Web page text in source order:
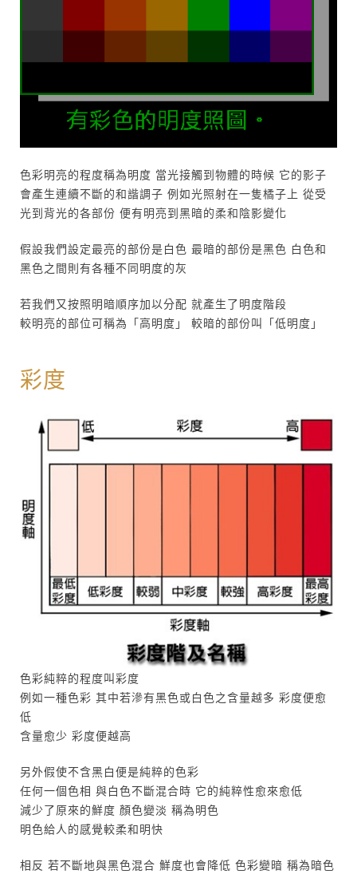
色彩明亮的程度稱為明度 當光接觸到物體的時候 它的影子
會產生連續不斷的和諧調子 例如光照射在一隻橘子上 從受
光到背光的各部份 便有明亮到黑暗的柔和陰影變化
假設我們設定最亮的部份是白色 最暗的部份是黑色 白色和
黑色之間則有各種不同明度的灰
若我們又按照明暗順序加以分配 就產生了明度階段
較明亮的部位可稱為「高明度」 較暗的部份叫「低明度」
彩度
色彩純粹的程度叫彩度
例如一種色彩 其中若滲有黑色或白色之含量越多 彩度便愈
低
含量愈少 彩度便越高
另外假使不含黑白便是純粹的色彩
任何一個色相 與白色不斷混合時 它的純粹性愈來愈低
減少了原來的鮮度 顏色變淡 稱為明色
明色給人的感覺較柔和明快
相反 若不斷地與黑色混合 鮮度也會降低 色彩變暗 稱為暗色